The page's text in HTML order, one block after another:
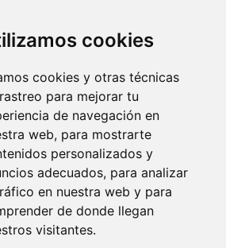
cookies
cookies y otras técnicas
para mejorar tu
de navegación en
web, para mostrarte
personalizados y
adecuados, para analizar
en nuestra web y para
de donde llegan
visitantes.